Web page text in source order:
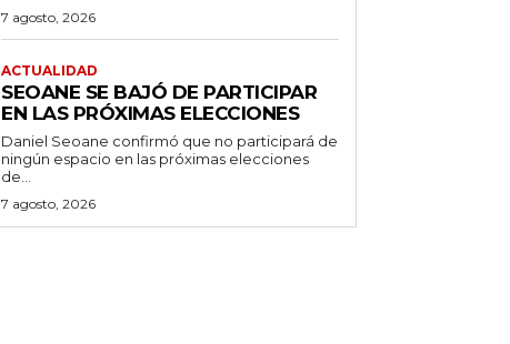
7 agosto, 2026
ACTUALIDAD
SEOANE SE BAJÓ DE PARTICIPAR
EN LAS PRÓXIMAS ELECCIONES
Daniel Seoane confirmó que no participará de
ningún espacio en las próximas elecciones
de...
7 agosto, 2026